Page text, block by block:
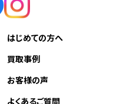
はじめての方へ
買取事例
お客様の声
よくあるご質問